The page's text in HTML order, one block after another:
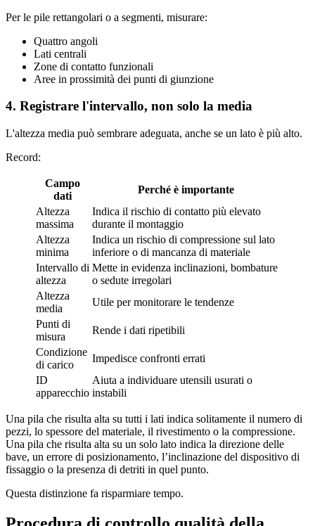
Per le pile rettangolari o a segmenti, misurare:
Quattro angoli
Lati centrali
Zone di contatto funzionali
Aree in prossimità dei punti di giunzione
4. Registrare l'intervallo, non solo la media
L'altezza media può sembrare adeguata, anche se un lato è più alto.
Record:
Campo
dati
Perché è importante
Altezza
massima
Indica il rischio di contatto più elevato
durante il montaggio
Altezza
minima
Indica un rischio di compressione sul lato
inferiore o di mancanza di materiale
Intervallo di
altezza
Mette in evidenza inclinazioni, bombature
o sedute irregolari
Altezza
media
Utile per monitorare le tendenze
Punti di
misura
Rende i dati ripetibili
Condizione
di carico
Impedisce confronti errati
ID
apparecchio
Aiuta a individuare utensili usurati o
instabili
Una pila che risulta alta su tutti i lati indica solitamente il numero di
pezzi, lo spessore del materiale, il rivestimento o la compressione.
Una pila che risulta alta su un solo lato indica la direzione delle
bave, un errore di posizionamento, l’inclinazione del dispositivo di
fissaggio o la presenza di detriti in quel punto.
Questa distinzione fa risparmiare tempo.